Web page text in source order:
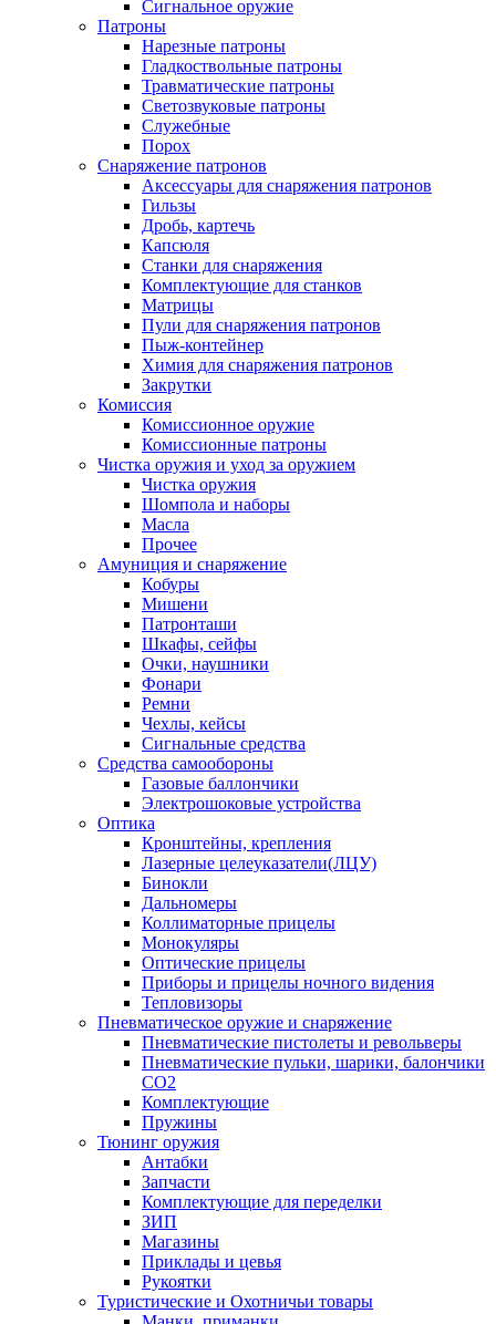
Сигнальное оружие
Патроны
Нарезные патроны
Гладкоствольные патроны
Травматические патроны
Светозвуковые патроны
Служебные
Порох
Снаряжение патронов
Аксессуары для снаряжения патронов
Гильзы
Дробь, картечь
Капсюля
Станки для снаряжения
Комплектующие для станков
Матрицы
Пули для снаряжения патронов
Пыж-контейнер
Химия для снаряжения патронов
Закрутки
Комиссия
Комиссионное оружие
Комиссионные патроны
Чистка оружия и уход за оружием
Чистка оружия
Шомпола и наборы
Масла
Прочее
Амуниция и снаряжение
Кобуры
Мишени
Патронташи
Шкафы, сейфы
Очки, наушники
Фонари
Ремни
Чехлы, кейсы
Сигнальные средства
Средства самообороны
Газовые баллончики
Электрошоковые устройства
Оптика
Кронштейны, крепления
Лазерные целеуказатели(ЛЦУ)
Бинокли
Дальномеры
Коллиматорные прицелы
Монокуляры
Оптические прицелы
Приборы и прицелы ночного видения
Тепловизоры
Пневматическое оружие и снаряжение
Пневматические пистолеты и револьверы
Пневматические пульки, шарики, балончики
CO2
Комплектующие
Пружины
Тюнинг оружия
Антабки
Запчасти
Комплектующие для переделки
ЗИП
Магазины
Приклады и цевья
Рукоятки
Туристические и Охотничьи товары